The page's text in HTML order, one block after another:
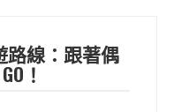
路線：跟著偶
！